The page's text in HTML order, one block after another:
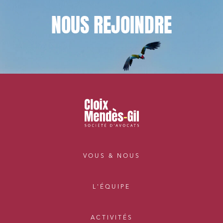
NOUSREJOINDRE
VOUS & NOUS
L'ÉQUIPE
ACTIVITÉS